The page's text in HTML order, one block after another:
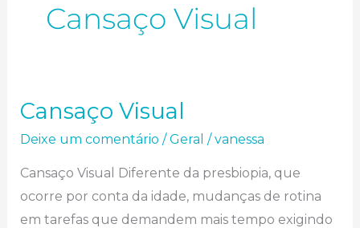
Cansaço Visual
Cansaço Visual
Deixe um comentário /Geral /vanessa
Cansaço Visual Diferente da presbiopia, que
ocorre por conta da idade, mudanças de rotina
em tarefas que demandem mais tempo exigindo